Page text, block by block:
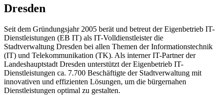
Dresden
Seit dem Gründungsjahr 2005 berät und betreut der Eigenbetrieb IT-
Dienstleistungen (EB IT) als IT-Volldienstleister die
Stadtverwaltung Dresden bei allen Themen der Informationstechnik
(IT) und Telekommunikation (TK). Als interner IT-Partner der
Landeshauptstadt Dresden unterstützt der Eigenbetrieb IT-
Dienstleistungen ca. 7.700 Beschäftigte der Stadtverwaltung mit
innovativen und effizienten Lösungen, um die bürgernahen
Dienstleistungen optimal zu gestalten.